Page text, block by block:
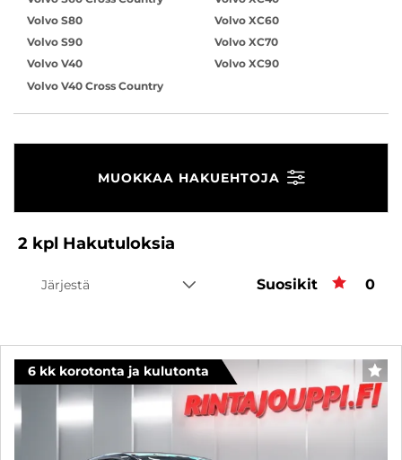
Volvo S80
Volvo S90
Volvo V40
Volvo V40 Cross Country
Volvo XC60
Volvo XC70
Volvo XC90
MUOKKAA HAKUEHTOJA
2 kpl Hakutuloksia
Järjestä Suosikit 0
6 kk korotonta ja kulutonta